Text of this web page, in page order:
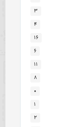
۳
۴
۱۶
۶
۱۱
۸
۰
۱
۲